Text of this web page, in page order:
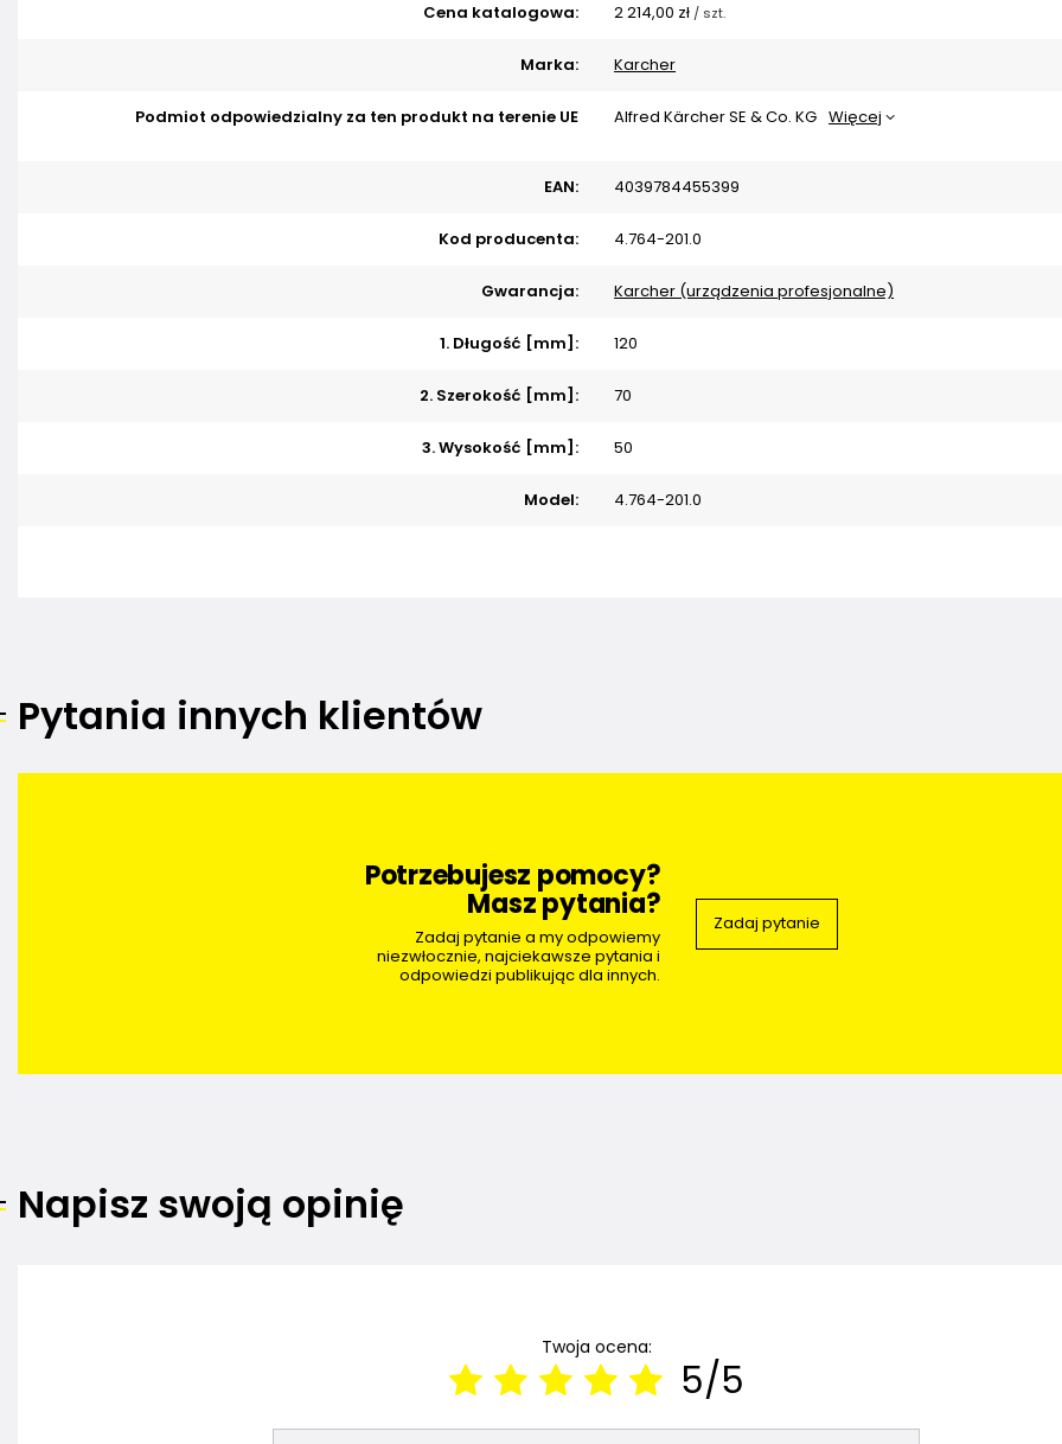
Cena katalogowa: 2 214,00 zł / szt.
Marka: Karcher
Podmiot odpowiedzialny za ten produkt na terenie UE Alfred Kärcher SE & Co. KG Więcej
EAN: 4039784455399
Kod producenta: 4.764-201.0
Gwarancja: Karcher (urządzenia profesjonalne)
1. Długość [mm]: 120
2. Szerokość [mm]: 70
3. Wysokość [mm]: 50
Model: 4.764-201.0
Pytania innych klientów
Potrzebujesz pomocy?
Masz pytania?
Zadaj pytanie a my odpowiemy
niezwłocznie, najciekawsze pytania i
odpowiedzi publikując dla innych.
Zadaj pytanie
Napisz swoją opinię
Twoja ocena:
5/5